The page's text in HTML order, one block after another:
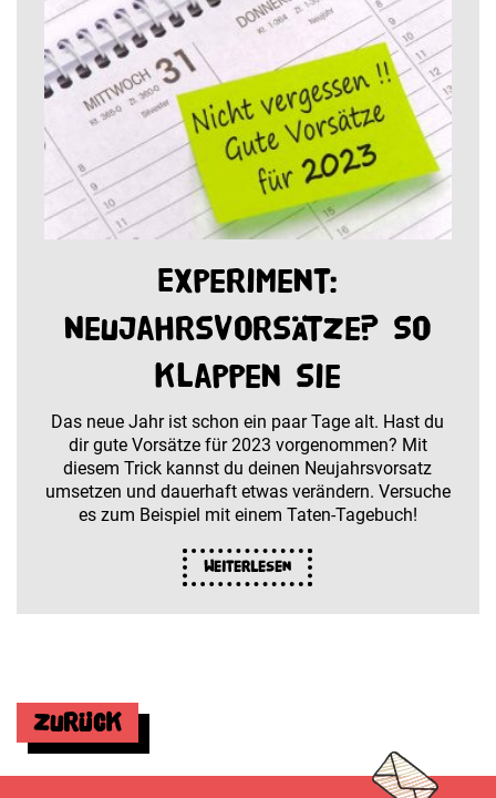
Experiment:
Neujahrsvorsätze? So
klappen sie
Das neue Jahr ist schon ein paar Tage alt. Hast du
dir gute Vorsätze für 2023 vorgenommen? Mit
diesem Trick kannst du deinen Neujahrsvorsatz
umsetzen und dauerhaft etwas verändern. Versuche
es zum Beispiel mit einem Taten-Tagebuch!
Weiterlesen
Zurück